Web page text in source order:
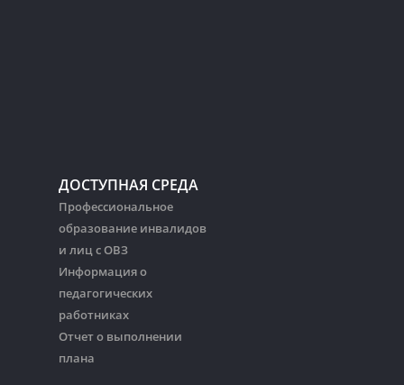
ДОСТУПНАЯ СРЕДА
Профессиональное
образование инвалидов
и лиц с ОВЗ
Информация о
педагогических
работниках
Отчет о выполнении
плана